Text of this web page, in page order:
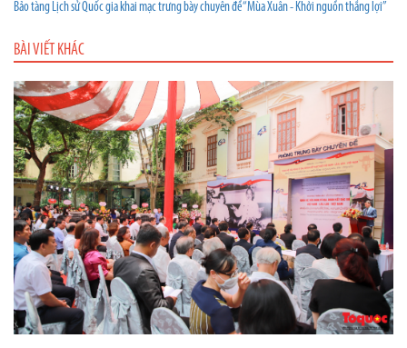
Bảo tàng Lịch sử Quốc gia khai mạc trưng bày chuyên đề “Mùa Xuân - Khởi nguồn thắng lợi”
BÀI VIẾT KHÁC